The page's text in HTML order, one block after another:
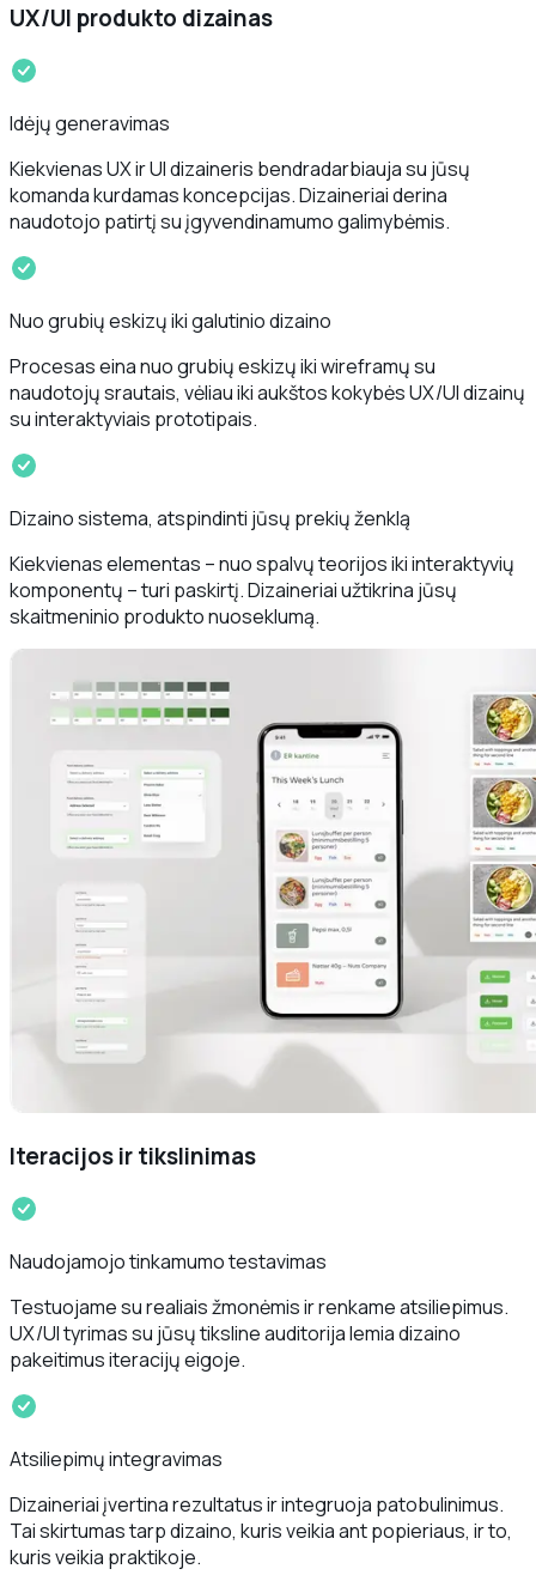
UX/UI produkto dizainas
Idėjų generavimas
Kiekvienas UX ir UI dizaineris bendradarbiauja su jūsų
komanda kurdamas koncepcijas. Dizaineriai derina
naudotojo patirtį su įgyvendinamumo galimybėmis.
Nuo grubių eskizų iki galutinio dizaino
Procesas eina nuo grubių eskizų iki wireframų su
naudotojų srautais, vėliau iki aukštos kokybės UX/UI dizainų
su interaktyviais prototipais.
Dizaino sistema, atspindinti jūsų prekių ženklą
Kiekvienas elementas – nuo spalvų teorijos iki interaktyvių
komponentų – turi paskirtį. Dizaineriai užtikrina jūsų
skaitmeninio produkto nuoseklumą.
Iteracijos ir tikslinimas
Naudojamojo tinkamumo testavimas
Testuojame su realiais žmonėmis ir renkame atsiliepimus.
UX/UI tyrimas su jūsų tiksline auditorija lemia dizaino
pakeitimus iteracijų eigoje.
Atsiliepimų integravimas
Dizaineriai įvertina rezultatus ir integruoja patobulinimus.
Tai skirtumas tarp dizaino, kuris veikia ant popieriaus, ir to,
kuris veikia praktikoje.